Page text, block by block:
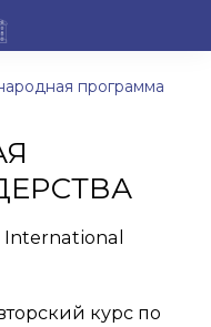
программа
International
курс по